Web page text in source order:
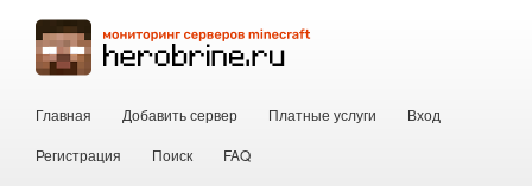
Главная Добавить сервер Платные услуги
Вход
Регистрация
Поиск FAQ